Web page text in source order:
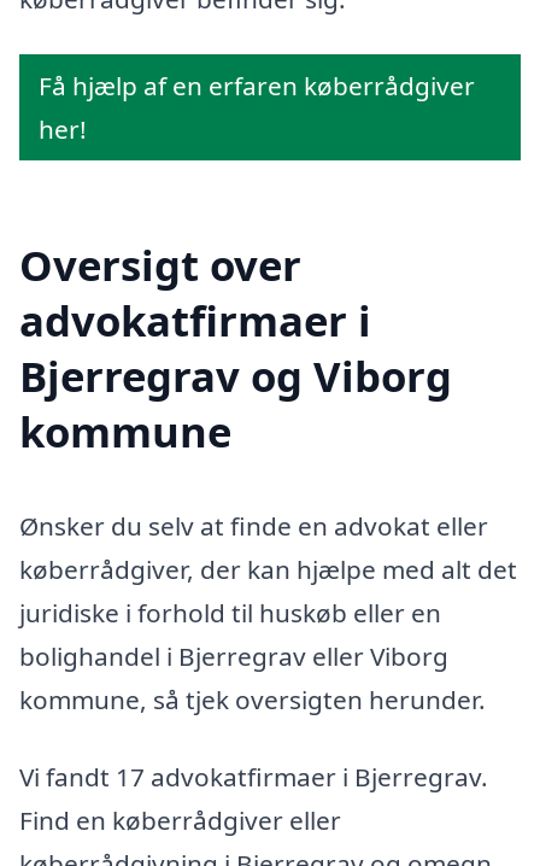
Få hjælp af en erfaren køberrådgiver
her!
Oversigt over
advokatfirmaer i
Bjerregrav og Viborg
kommune
Ønsker du selv at finde en advokat eller
køberrådgiver, der kan hjælpe med alt det
juridiske i forhold til huskøb eller en
bolighandel i Bjerregrav eller Viborg
kommune, så tjek oversigten herunder.
Vi fandt 17 advokatfirmaer i Bjerregrav.
Find en køberrådgiver eller